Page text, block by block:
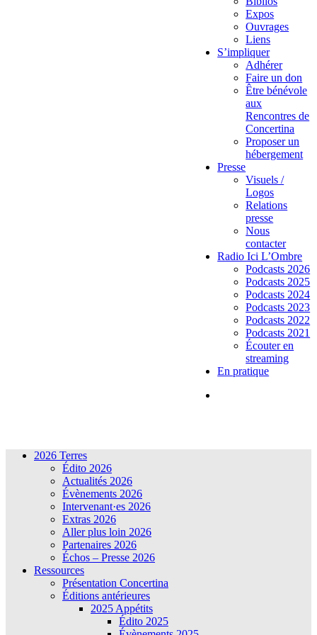
Expos
Ouvrages
Liens
S’impliquer
Adhérer
Faire un don
Être bénévole
aux
Rencontres de
Concertina
Proposer un
hébergement
Presse
Visuels /
Logos
Relations
presse
Nous
contacter
Radio Ici L’Ombre
Podcasts 2026
Podcasts 2025
Podcasts 2024
Podcasts 2023
Podcasts 2022
Podcasts 2021
Écouter en
streaming
En pratique
2026 Terres
Édito 2026
Actualités 2026
Évènements 2026
Intervenant·es 2026
Extras 2026
Aller plus loin 2026
Partenaires 2026
Échos – Presse 2026
Ressources
Présentation Concertina
Éditions antérieures
2025 Appétits
Édito 2025